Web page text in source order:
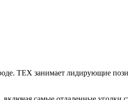
ТЕХ занимает лидирующие